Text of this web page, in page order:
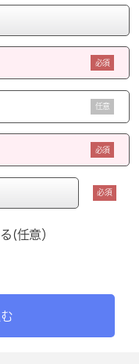
必須
任意
必須
必須
(任意）